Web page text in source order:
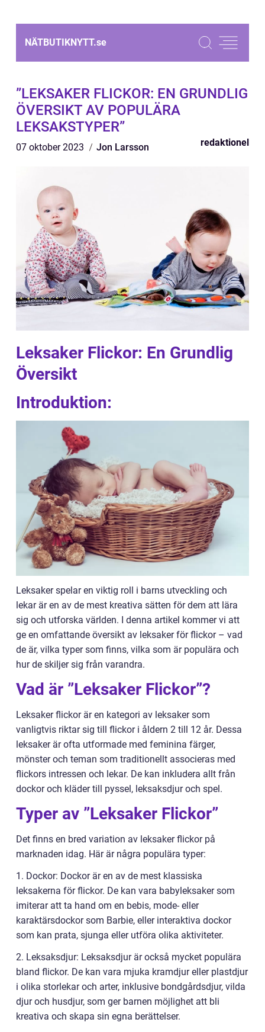
NÄTBUTIKNYTT.se
”LEKSAKER FLICKOR: EN GRUNDLIG
ÖVERSIKT AV POPULÄRA
LEKSAKSTYPER”
07 oktober 2023 Jon Larsson redaktionel
Leksaker Flickor: En Grundlig
Översikt
Introduktion:
Leksaker spelar en viktig roll i barns utveckling och
lekar är en av de mest kreativa sätten för dem att lära
sig och utforska världen. I denna artikel kommer vi att
ge en omfattande översikt av leksaker för flickor – vad
de är, vilka typer som finns, vilka som är populära och
hur de skiljer sig från varandra.
Vad är ”Leksaker Flickor”?
Leksaker flickor är en kategori av leksaker som
vanligtvis riktar sig till flickor i åldern 2 till 12 år. Dessa
leksaker är ofta utformade med feminina färger,
mönster och teman som traditionellt associeras med
flickors intressen och lekar. De kan inkludera allt från
dockor och kläder till pyssel, leksaksdjur och spel.
Typer av ”Leksaker Flickor”
Det finns en bred variation av leksaker flickor på
marknaden idag. Här är några populära typer:
1. Dockor: Dockor är en av de mest klassiska
leksakerna för flickor. De kan vara babyleksaker som
imiterar att ta hand om en bebis, mode- eller
karaktärsdockor som Barbie, eller interaktiva dockor
som kan prata, sjunga eller utföra olika aktiviteter.
2. Leksaksdjur: Leksaksdjur är också mycket populära
bland flickor. De kan vara mjuka kramdjur eller plastdjur
i olika storlekar och arter, inklusive bondgårdsdjur, vilda
djur och husdjur, som ger barnen möjlighet att bli
kreativa och skapa sin egna berättelser.